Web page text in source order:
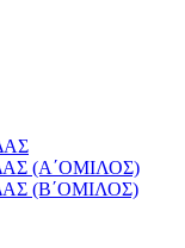
(Α΄ΟΜΙΛΟΣ)
(Β΄ΟΜΙΛΟΣ)